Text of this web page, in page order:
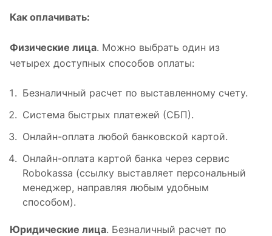
Как оплачивать:
Физические лица. Можно выбрать один из
четырех доступных способов оплаты:
Безналичный расчет по выставленному счету.
Система быстрых платежей (СБП).
Онлайн-оплата любой банковской картой.
Онлайн-оплата картой банка через сервис
Robokassa (ссылку выставляет персональный
менеджер, направляя любым удобным
способом).
Юридические лица. Безналичный расчет по